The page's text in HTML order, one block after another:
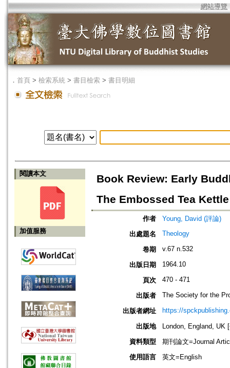
網站導覽
． 首頁 > 檢索系統 > 書目檢索 > 書目明細
閱讀本文
加值服務
Book Review: Early
The Embossed Tea
作者
Young, David (評論)
出處題名
Theology
卷期 v.67 n.532
出版日期 1964.10
頁次 470 - 471
出版者 The Society for the
出版者網址 https://
出版地
London, England, UK
資料類型
期刊論文=Journal
使用語言
英文=English